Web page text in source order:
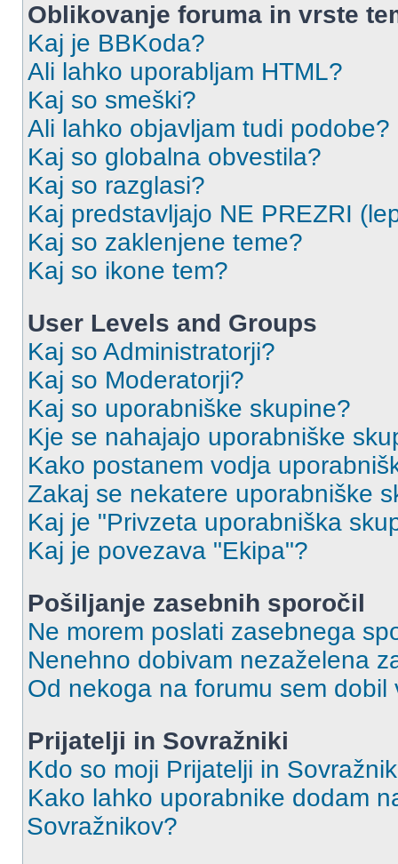
Oblikovanje foruma in vrste
Kaj je BBKoda?
Ali lahko uporabljam HTML?
Kaj so smeški?
Ali lahko objavljam tudi podobe?
Kaj so globalna obvestila?
Kaj so razglasi?
Kaj predstavljajo NE PREZRI
Kaj so zaklenjene teme?
Kaj so ikone tem?
User Levels and Groups
Kaj so Administratorji?
Kaj so Moderatorji?
Kaj so uporabniške skupine?
Kje se nahajajo uporabniške
Kako postanem vodja
Zakaj se nekatere uporabniške
Kaj je "Privzeta uporabniška
Kaj je povezava "Ekipa"?
Pošiljanje zasebnih sporočil
Ne morem poslati zasebnega
Nenehno dobivam nezaželena
Od nekoga na forumu sem
Prijatelji in Sovražniki
Kdo so moji Prijatelji in
Kako lahko uporabnike dodam
Sovražnikov?